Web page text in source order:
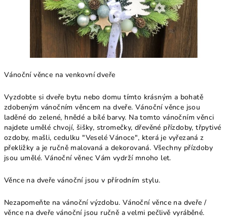
Vánoční věnce na venkovní dveře
Vyzdobte si dveře bytu nebo domu tímto krásným a bohatě
zdobeným vánočním věncem na dveře. Vánoční věnce jsou
laděné do zelené, hnědé a bílé barvy. Na tomto vánočním věnci
najdete umělé chvojí, šišky, stromečky, dřevěné přízdoby, třpytivé
ozdoby, mašli, cedulku "Veselé Vánoce", která je vyřezaná z
překližky a je ručně malovaná a dekorovaná. Všechny přízdoby
jsou umělé. Vánoční věnec Vám vydrží mnoho let.
Věnce na dveře vánoční jsou v přírodním stylu.
Nezapomeňte na vánoční výzdobu. Vánoční věnce na dveře /
věnce na dveře vánoční jsou ručně a velmi pečlivě vyráběné.